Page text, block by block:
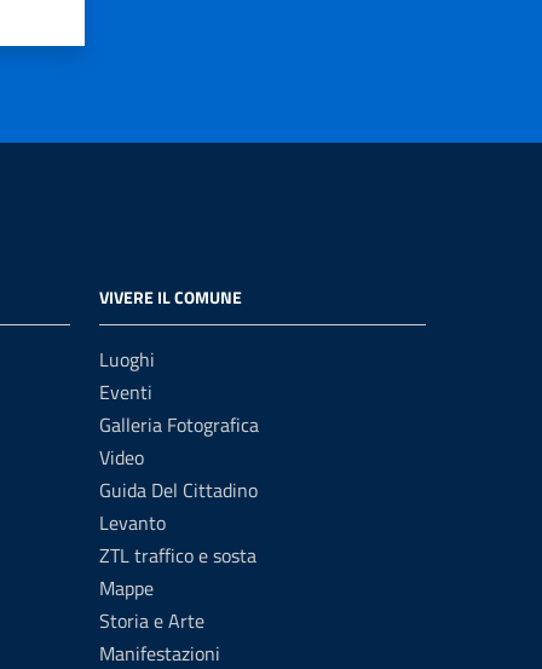
VIVERE IL COMUNE
Luoghi
Eventi
Galleria Fotografica
Video
Guida Del Cittadino
Levanto
ZTL traffico e sosta
Mappe
Storia e Arte
Manifestazioni